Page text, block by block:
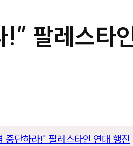
팔레스타
단하라!" 팔레스타인 연대 행진